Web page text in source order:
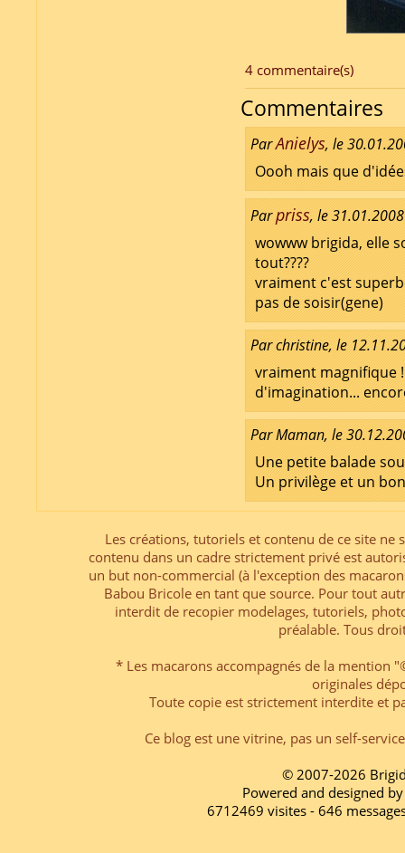
4 commentaire(s)
Commentaires
ParAnielys, le
Oooh mais que
Parpriss, le
wowww brigida, elle
tout????
vraiment c'est
pas de soisir(gene)
Par christine, le
vraiment magnifique
d'imagination...
Par Maman, le
Une petite balade
Un privilège et un
Les créations, tutoriels et contenu de ce site
contenu dans un cadre strictement privé est
un but non-commercial (à l'exception des
Babou Bricole en tant que source. Pour tout
interdit de recopier modelages, tutoriels,
préalable. Tous
* Les macarons accompagnés de la mention
originales
Toute copie est strictement interdite et
Ce blog est une vitrine, pas un self-
© 2007-2026
Powered and designed
6712469 visites - 646